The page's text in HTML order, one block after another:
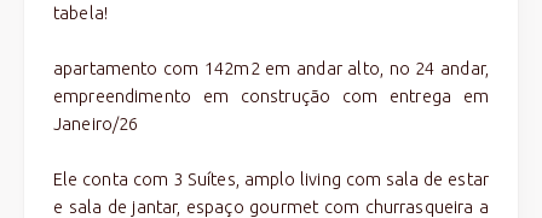
tabela!
apartamento com 142m2 em andar alto, no 24 andar,
empreendimento em construção com entrega em
Janeiro/26
Ele conta com 3 Suítes, amplo living com sala de estar
e sala de jantar, espaço gourmet com churrasqueira a